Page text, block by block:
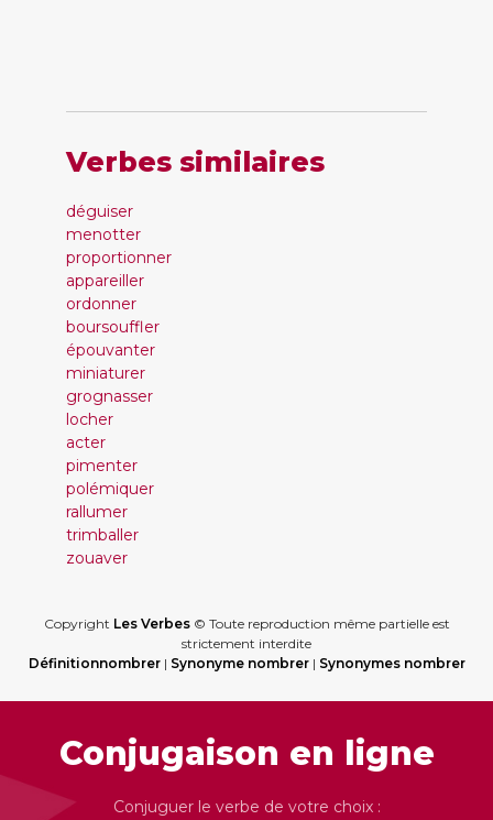
Verbes similaires
déguiser
menotter
proportionner
appareiller
ordonner
boursouffler
épouvanter
miniaturer
grognasser
locher
acter
pimenter
polémiquer
rallumer
trimballer
zouaver
Copyright Les Verbes© Toute reproduction même partielle est
strictement interdite
Définitionnombrer| Synonyme nombrer| Synonymes nombrer
Conjugaison en ligne
Conjuguer le verbe de votre choix :